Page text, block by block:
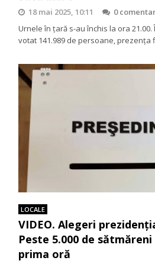
18 mai 2025, 10:11
0
Urnele în țară s-au închis la ora
votat 141.989 de persoane, prezența
LOCALE
VIDEO. Alegeri
Peste 5.000 de
prima oră